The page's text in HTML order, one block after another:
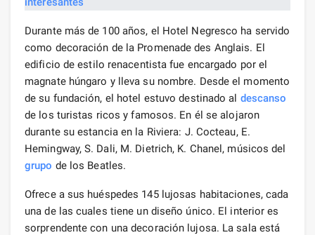
Durante más de 100 años, el Hotel Negresco ha servido
como decoración de la Promenade des Anglais. El
edificio de estilo renacentista fue encargado por el
magnate húngaro y lleva su nombre. Desde el momento
de su fundación, el hotel estuvo destinado al descanso
de los turistas ricos y famosos. En él se alojaron
durante su estancia en la Riviera: J. Cocteau, E.
Hemingway, S. Dali, M. Dietrich, K. Chanel, músicos del
grupo de los Beatles.
Ofrece a sus huéspedes 145 lujosas habitaciones, cada
una de las cuales tiene un diseño único. El interior es
sorprendente con una decoración lujosa. La sala está